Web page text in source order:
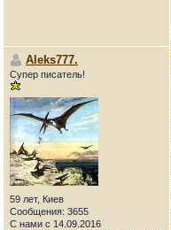
Aleks777.
Супер писатель!
59 лет, Киев
Сообщения: 3655
С нами с 14.09.2016